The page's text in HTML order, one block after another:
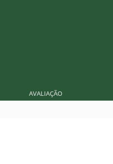
AVALIAÇÃO